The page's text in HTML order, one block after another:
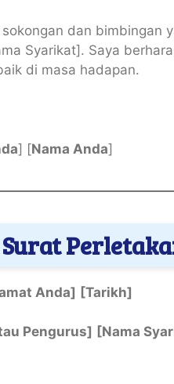
dan bimbingan
Syarikat]. Saya
di masa hadapan.
] [Nama Anda]
Surat
Anda] [Tarikh]
Pengurus] [Nama